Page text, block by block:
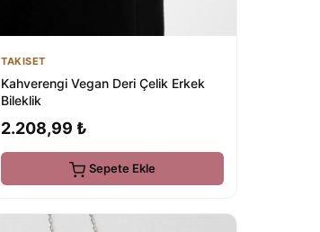
TAKISET
Kahverengi Vegan Deri Çelik Erkek
Bileklik
2.208,99 ₺
Sepete Ekle